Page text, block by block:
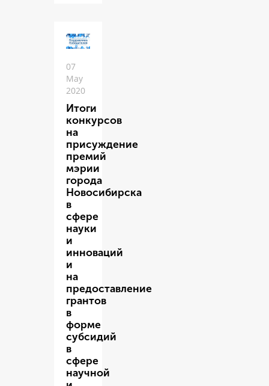
07
May
2020
Итоги
конкурсов
на
присуждение
премий
мэрии
города
Новосибирска
в
сфере
науки
и
инноваций
и
на
предоставление
грантов
в
форме
субсидий
в
сфере
научной